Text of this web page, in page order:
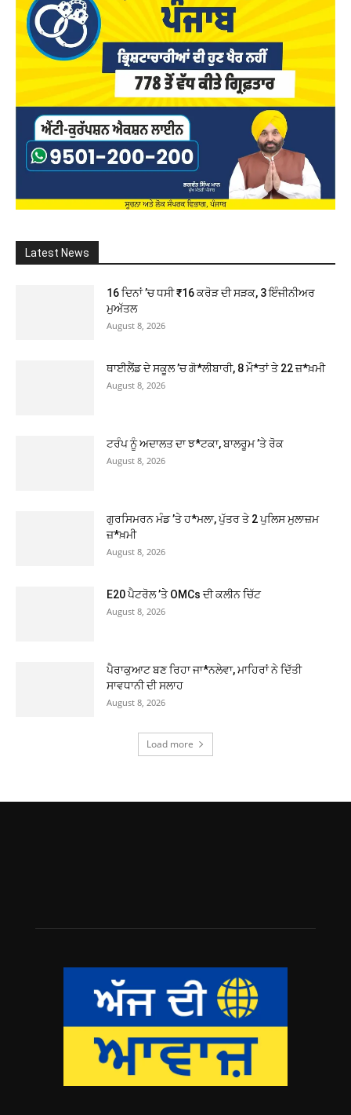
Latest News
16 ਦਿਨਾਂ ’ਚ ਧਸੀ ₹16 ਕਰੋੜ ਦੀ ਸੜਕ, 3 ਇੰਜੀਨੀਅਰ
ਮੁਅੱਤਲ
August 8, 2026
ਥਾਈਲੈਂਡ ਦੇ ਸਕੂਲ ’ਚ ਗੋ*ਲੀਬਾਰੀ, 8 ਮੌ*ਤਾਂ ਤੇ 22 ਜ਼*ਖ਼ਮੀ
August 8, 2026
ਟਰੰਪ ਨੂੰ ਅਦਾਲਤ ਦਾ ਝ*ਟਕਾ, ਬਾਲਰੂਮ ’ਤੇ ਰੋਕ
August 8, 2026
ਗੁਰਸਿਮਰਨ ਮੰਡ ’ਤੇ ਹ*ਮਲਾ, ਪੁੱਤਰ ਤੇ 2 ਪੁਲਿਸ ਮੁਲਾਜ਼ਮ
ਜ਼*ਖ਼ਮੀ
August 8, 2026
E20 ਪੈਟਰੋਲ ’ਤੇ OMCs ਦੀ ਕਲੀਨ ਚਿੱਟ
August 8, 2026
ਪੈਰਾਕੁਆਟ ਬਣ ਰਿਹਾ ਜਾ*ਨਲੇਵਾ, ਮਾਹਿਰਾਂ ਨੇ ਦਿੱਤੀ
ਸਾਵਧਾਨੀ ਦੀ ਸਲਾਹ
August 8, 2026
Load more